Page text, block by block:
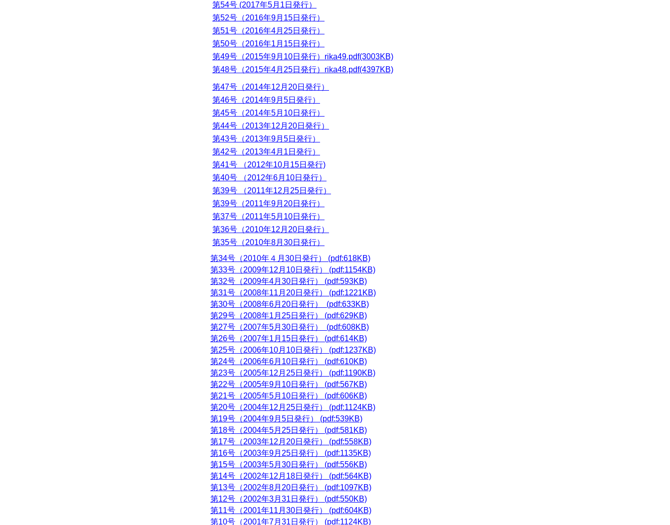
第54号 (2017年5月1日発行）
第52号（2016年9月15日発行）
第51号（2016年4月25日発行）
第50号（2016年1月15日発行）
第49号（2015年9月10日発行）rika49.pdf(3003KB)
第48号（2015年4月25日発行）rika48.pdf(4397KB)
第47号（2014年12月20日発行）
第46号（2014年9月5日発行）
第45号（2014年5月10日発行）
第44号（2013年12月20日発行）
第43号（2013年9月5日発行）
第42号（2013年4月1日発行）
第41号 （2012年10月15日発行)
第40号 （2012年6月10日発行）
第39号 （2011年12月25日発行）
第39号（2011年9月20日発行）
第37号（2011年5月10日発行）
第36号（2010年12月20日発行）
第35号（2010年8月30日発行）
第34号（2010年４月30日発行） (pdf:618KB)
第33号（2009年12月10日発行） (pdf:1154KB)
第32号（2009年4月30日発行） (pdf:593KB)
第31号（2008年11月20日発行） (pdf:1221KB)
第30号（2008年6月20日発行） (pdf:633KB)
第29号（2008年1月25日発行） (pdf:629KB)
第27号（2007年5月30日発行） (pdf:608KB)
第26号（2007年1月15日発行） (pdf:614KB)
第25号（2006年10月10日発行） (pdf:1237KB)
第24号（2006年6月10日発行） (pdf:610KB)
第23号（2005年12月25日発行） (pdf:1190KB)
第22号（2005年9月10日発行） (pdf:567KB)
第21号（2005年5月10日発行） (pdf:606KB)
第20号（2004年12月25日発行） (pdf:1124KB)
第19号（2004年9月5日発行） (pdf:539KB)
第18号（2004年5月25日発行） (pdf:581KB)
第17号（2003年12月20日発行） (pdf:558KB)
第16号（2003年9月25日発行） (pdf:1135KB)
第15号（2003年5月30日発行） (pdf:556KB)
第14号（2002年12月18日発行） (pdf:564KB)
第13号（2002年8月20日発行） (pdf:1097KB)
第12号（2002年3月31日発行） (pdf:550KB)
第11号（2001年11月30日発行） (pdf:604KB)
第10号（2001年7月31日発行） (pdf:1124KB)